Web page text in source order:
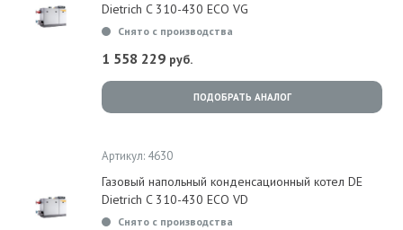
Dietrich C 310-430 ECO VG
Снято с производства
1 558 229 руб.
ПОДОБРАТЬ АНАЛОГ
Артикул: 4630
Газовый напольный конденсационный котел DE
Dietrich C 310-430 ECO VD
Снято с производства